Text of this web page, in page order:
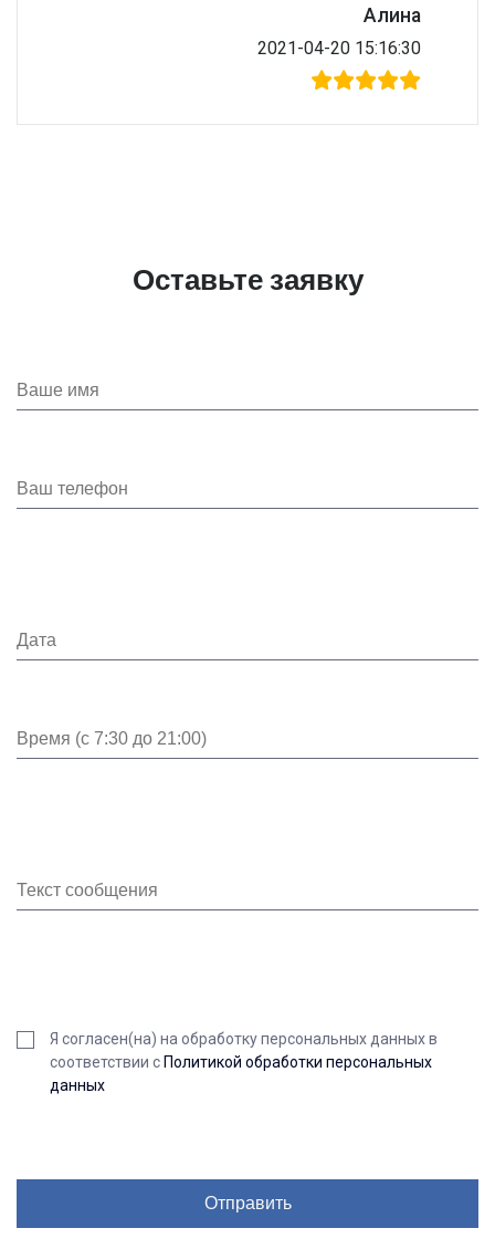
Алина
2021-04-20 15:16:30
Оставьте заявку
Я согласен(на) на обработку персональных данных в
соответствии с Политикой обработки персональных
данных